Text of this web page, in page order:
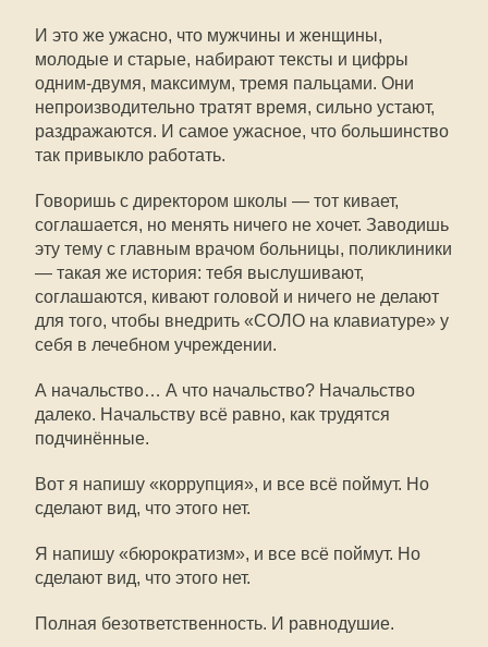
И это же ужасно, что мужчины и женщины,
молодые и старые, набирают тексты и цифры
одним-двумя, максимум, тремя пальцами. Они
непроизводительно тратят время, сильно устают,
раздражаются. И самое ужасное, что большинство
так привыкло работать.
Говоришь с директором школы — тот кивает,
соглашается, но менять ничего не хочет. Заводишь
эту тему с главным врачом больницы, поликлиники
— такая же история: тебя выслушивают,
соглашаются, кивают головой и ничего не делают
для того, чтобы внедрить «СОЛО на клавиатуре» у
себя в лечебном учреждении.
А начальство… А что начальство? Начальство
далеко. Начальству всё равно, как трудятся
подчинённые.
Вот я напишу «коррупция», и все всё поймут. Но
сделают вид, что этого нет.
Я напишу «бюрократизм», и все всё поймут. Но
сделают вид, что этого нет.
Полная безответственность. И равнодушие.